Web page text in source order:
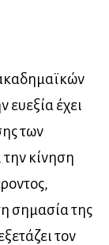
ευεξία έχει
των
κίνηση
σημασία της
τον